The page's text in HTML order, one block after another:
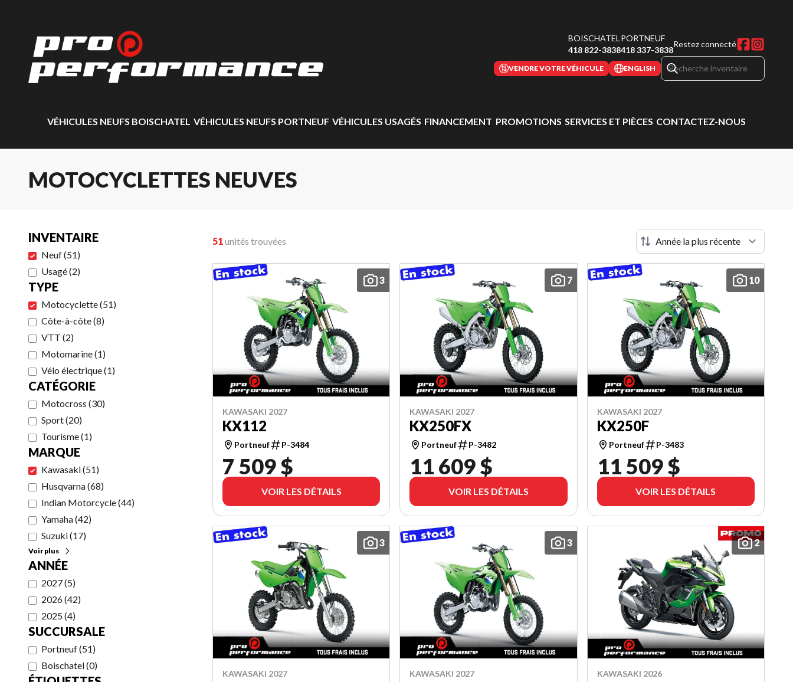
BOISCHATEL
418 822-3838
PORTNEUF
418 337-3838
Restez connecté
VENDRE VOTRE VÉHICULE ENGLISH
VÉHICULES NEUFS BOISCHATEL VÉHICULES NEUFS PORTNEUF VÉHICULES USAGÉS FINANCEMENT PROMOTIONS SERVICES ET PIÈCES CONTACTEZ-NOUS
MOTOCYCLETTES NEUVES
INVENTAIRE
Neuf(51)
Usagé(2)
TYPE
Motocyclette(51)
Côte-à-côte(8)
VTT (2)
Motomarine(1)
Vélo électrique(1)
CATÉGORIE
Motocross (30)
Sport(20)
Tourisme(1)
MARQUE
Kawasaki(51)
Husqvarna(68)
Indian Motorcycle(44)
Yamaha(42)
Suzuki(17)
Voir plus
ANNÉE
2027(5)
2026(42)
2025(4)
SUCCURSALE
Portneuf(51)
Boischatel(0)
51unités trouvées
3
KAWASAKI 2027
KX112
Portneuf P-3484
7 509 $
VOIR LES DÉTAILS
7
KAWASAKI 2027
KX250FX
Portneuf P-3482
11 609 $
VOIR LES DÉTAILS
10
KAWASAKI 2027
KX250F
Portneuf P-3483
11 509 $
VOIR LES DÉTAILS
3
KAWASAKI 2027
3
KAWASAKI 2027
2
KAWASAKI 2026